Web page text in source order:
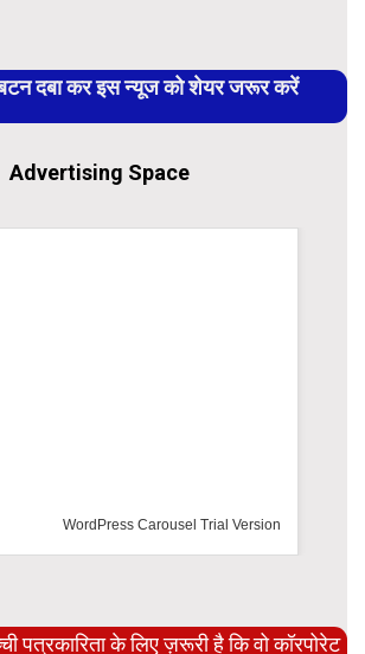
दबा कर इस न्यूज को शेयर जरूर करें
Advertising Space
WordPress Carousel Trial Version
पत्रकारिता के लिए ज़रूरी है कि वो कॉरपोरेट